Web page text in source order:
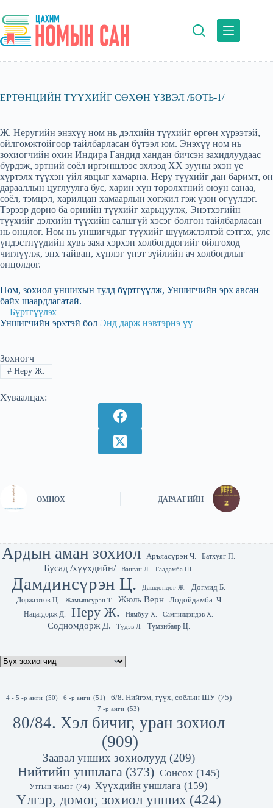
to
content
ЕРТӨНЦИЙН ТҮҮХИЙГ СӨХӨН ҮЗВЭЛ /БОТЬ-1/
Ж. Неругийн энэхүү ном нь дэлхийн түүхийг өргөн хүрээтэй,
ойлгомжтойгоор тайлбарласан бүтээл юм. Энэхүү ном нь
зохиогчийн охин Индира Гандид хандан бичсэн захидлуудаас
бүрдэж, эртний соёл иргэншлээс эхлээд XX зууны эхэн үе
хүртэлх түүхэн үйл явцыг хамарна. Неру түүхийг дан баримт, он
дарааллын цуглуулга бус, харин хүн төрөлхтний оюун санаа,
соёл, тэмцэл, харилцан хамаарлын хөгжил гэж үзэн өгүүлдэг.
Тэрээр дорно ба өрнийн түүхийг харьцуулж, Энэтхэгийн
түүхийг дэлхийн түүхийн салшгүй хэсэг болгон тайлбарласан
нь онцлог. Ном нь уншигчдыг түүхийг шүүмжлэлтэй сэтгэх, улс
үндэстнүүдийн хувь заяа хэрхэн холбогддогийг ойлгоход
чиглүүлж, энх тайван, хүнлэг үнэт зүйлийн ач холбогдлыг
онцолдог.
Ном, зохиол уншихын тулд бүртгүүлж, Уншигчийн эрх авсан
байх шаардлагатай.
Бүртгүүлэх
Уншигчийн эрхтэй бол Энд дарж нэвтэрнэ үү
Зохиогч
#Неру Ж.
Хуваалцах:
ӨМНӨХ ДАРААГИЙН
Ардын аман зохиол Аръяасүрэн Ч. Батхуяг П.
Бусад /хүүхдийн/ Ванган Л. Гаадамба Ш.
Дамдинсүрэн Ц. Дашдондог Ж.
Догмид Б.
Доржготов Ц.
Жамьянсүрэн Т. Жюль Верн Лодойдамба. Ч
Нацагдорж Д. Неру Ж. Нямбуу Х. Сампилдэндэв Х.
Содномдорж Д. Түдэв Л. Түмэнбаяр Ц.
4 - 5 -р анги (50) 6 -р анги (51) 6/8. Нийгэм, түүх, соёлын ШУ (75)
7 -р анги (53)
80/84. Хэл бичиг, уран зохиол
(909)
Заавал унших зохиолууд (209)
Нийтийн уншлага (373) Сонсох (145)
Утгын чимэг (74) Хүүхдийн уншлага (159)
Үлгэр, домог, зохиол унших (424)